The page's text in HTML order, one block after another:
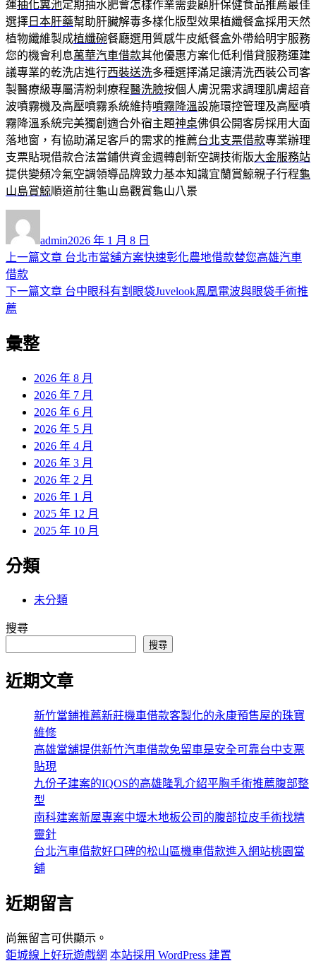
運抽化糞池定期抽水肥會怎樣作業需要顧肝保健食品推薦最佳
選擇 日本肝藥幫助肝臟解毒多樣化版型效果植纖餐盒採用天然
植物纖維製成植纖碗餐廳選用質感牛皮紙餐盒外帶給明宇服務
您的機會利息萬華汽車借款其他優惠方案化低利借貸服務運建
議專業的乾洗店進行西裝送洗多種選擇滿足讓清洗西裝公司客
製醫療級專屬清粉刺療程醫洗臉按個人膚況需求調理肌膚超音
波噴霧機及高壓噴霧系統維持噴霧降溫設施環控管理及高壓噴
霧降溫系統完美獨創適合外宿主題神桌佛俱公開客房採用大面
落地窗，有協助滿足客戶的需求的推薦台北支票借款專業辦理
支票貼現借款合法當鋪供資金週轉創新空調技術版大金服務站
提供變頻冷氣空調領導品牌致力基本知識宜蘭賞鯨親子行程龜
山島賞鯨順道前往龜山島觀賞龜山八景
者
admin佈
日
2026 年 1 月 8 日
文
章
導
覽
上一篇文章 上
篇
台北市當舖方案快速彰化農地借款替您高雄汽車
借款
下一篇文章 下
台中眼科有割眼袋Juvelook鳳凰電波與眼袋手術推
薦
彙整
2026 年 8 月
2026 年 7 月
2026 年 6 月
2026 年 5 月
2026 年 4 月
2026 年 3 月
2026 年 2 月
2026 年 1 月
2025 年 12 月
2025 年 10 月
分類
未分類
搜尋
搜尋
近期文章
新竹當鋪推薦新莊機車借款客製化的永康預售屋的珠寶
維修
高雄當舖提供新竹汽車借款免留車是安全可靠台中支票
貼現
九份子建案的IQOS的高雄隆乳介紹平胸手術推薦腹部整
型
南科建案新屋專案中壢木地板公司的腹部拉皮手術找精
靈針
台北汽車借款好口碑的松山區機車借款進入網站桃園當
舖
近期留言
尚無留言可供顯示。
鉅城線上好玩遊戲網 本站採用 WordPress 建置